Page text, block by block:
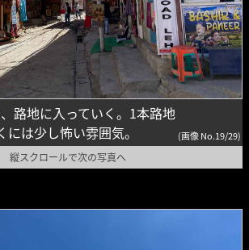
路地に入っていく。1本路地
は少し怖い雰囲気。
(画像 No.19/29)
縦スクロールで次の写真へ